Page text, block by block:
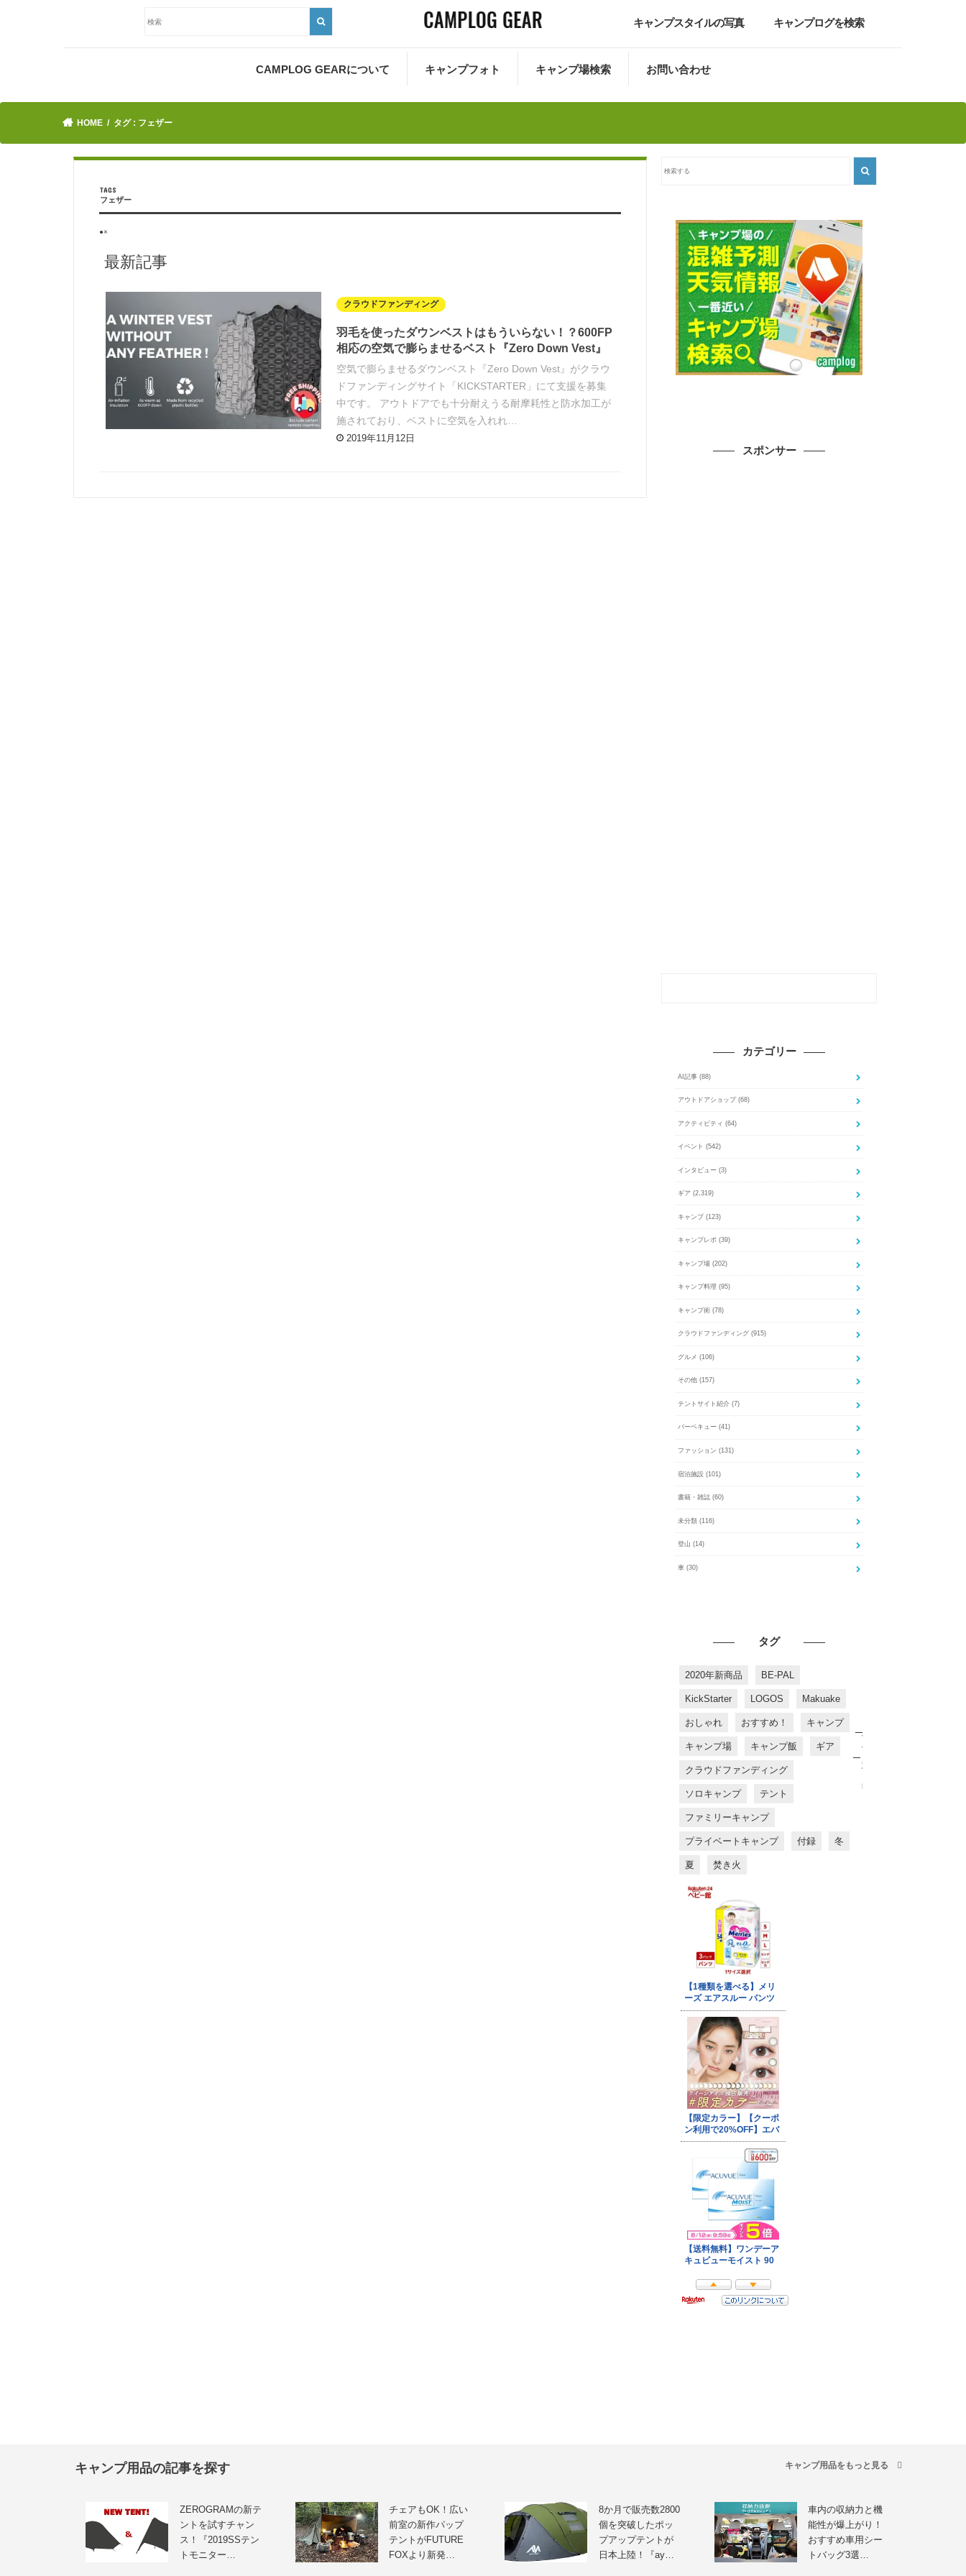
キャンプスタイルの写真 キャンプログを検索
CAMPLOG GEARについて キャンプフォト キャンプ場検索 お問い合わせ
HOME タグ : フェザー
フェザー
●×
最新記事
クラウドファンディング
羽毛を使ったダウンベストはもういらない！？600FP
相応の空気で膨らませるベスト『Zero Down Vest』
空気で膨らませるダウンベスト『Zero Down Vest』がクラウ
ドファンディングサイト「KICKSTARTER」にて支援を募集
中です。 アウトドアでも十分耐えうる耐摩耗性と防水加工が
施されており、ベストに空気を入れれ…
2019年11月12日
スポンサー
カテゴリー
AI記事 (88)
アウトドアショップ (68)
アクティビティ (64)
イベント (542)
インタビュー (3)
ギア (2,319)
キャンプ (123)
キャンプレポ (39)
キャンプ場 (202)
キャンプ料理 (95)
キャンプ術 (78)
クラウドファンディング (915)
グルメ (106)
その他 (157)
テントサイト紹介 (7)
バーベキュー (41)
ファッション (131)
宿泊施設 (101)
書籍・雑誌 (60)
未分類 (116)
登山 (14)
車 (30)
タグ
2020年新商品 BE-PAL
KickStarter LOGOS Makuake
おしゃれ おすすめ！ キャンプ
キャンプ場 キャンプ飯 ギア
クラウドファンディング
ソロキャンプ テント
ファミリーキャンプ
プライベートキャンプ 付録 冬
夏 焚き火
す
す
め
商
品
キャンプ用品の記事を探す キャンプ用品をもっと見る
ZEROGRAMの新テ
ントを試すチャン
ス！『2019SSテン
トモニター…
チェアもOK！広い
前室の新作パップ
テントがFUTURE
FOXより新発…
8か月で販売数2800
個を突破したポッ
プアップテントが
日本上陸！『ay…
車内の収納力と機
能性が爆上がり！
おすすめ車用シー
トバッグ3選…